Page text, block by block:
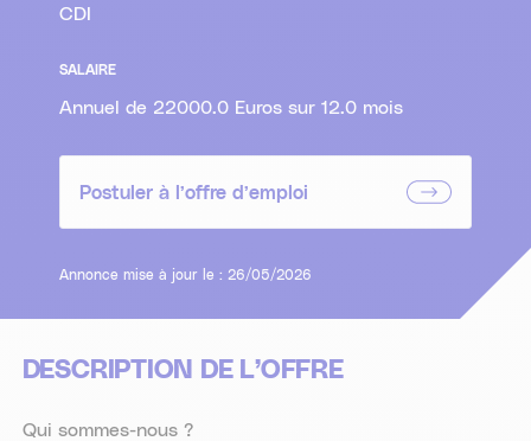
CDI
SALAIRE
Annuel de 22000.0 Euros sur 12.0 mois
Postuler à l’offre d’emploi
Annonce mise à jour le : 26/05/2026
DESCRIPTION DE L’OFFRE
Qui sommes-nous ?